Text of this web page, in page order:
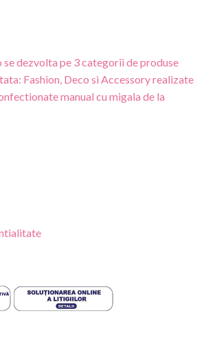
se dezvolta pe 3 categorii de produse
Fashion, Deco si Accessory realizate
manual cu migala de la